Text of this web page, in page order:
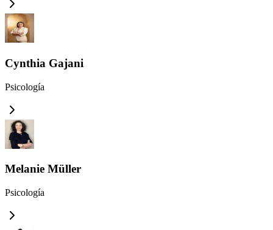
Cynthia Gajani
Psicología
Melanie Müller
Psicología